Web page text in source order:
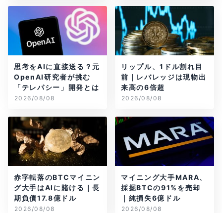
思考をAIに直接送る？元
OpenAI研究者が挑む
「テレパシー」開発とは
2026/08/08
リップル、1ドル割れ目
前｜レバレッジは現物出
来高の6倍超
2026/08/08
赤字転落のBTCマイニン
グ大手はAIに賭ける｜長
期負債17.8億ドル
2026/08/08
マイニング大手MARA、
採掘BTCの91%を売却
｜純損失6億ドル
2026/08/08